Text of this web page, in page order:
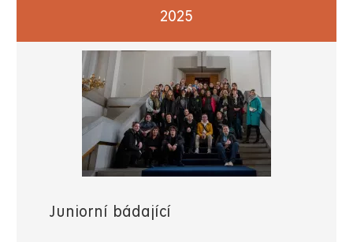
2025
Juniorní bádající